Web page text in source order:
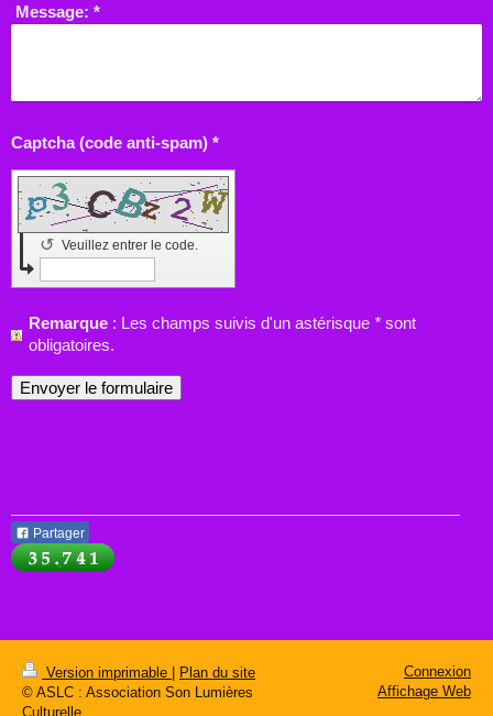
Message: *
Captcha (code anti-spam) *
Veuillez entrer le code.
↺
Remarque : Les champs suivis d'un astérisque * sont
obligatoires.
Partager
Version imprimable | Plan du site
© ASLC : Association Son Lumières
Culturelle
Connexion
Affichage Web